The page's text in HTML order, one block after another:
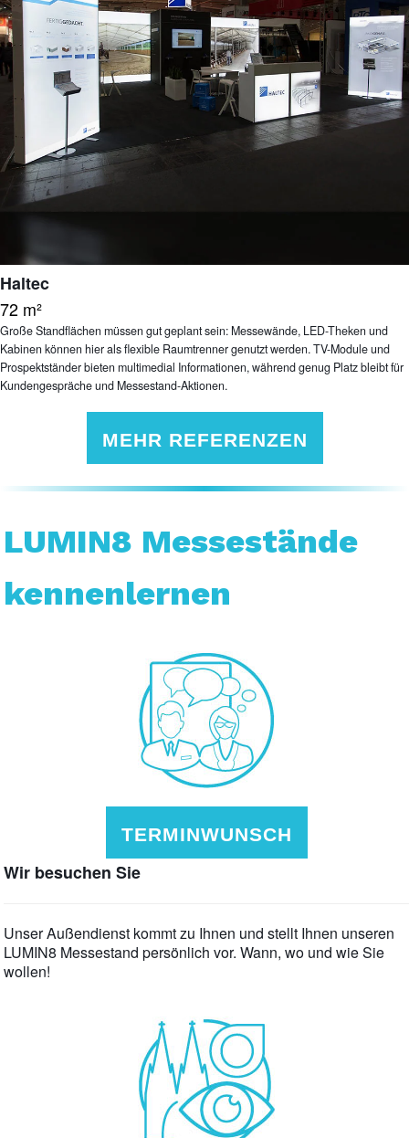
Haltec
72 m²
Große Standflächen müssen gut geplant sein: Messewände, LED-Theken und
Kabinen können hier als flexible Raumtrenner genutzt werden. TV-Module und
Prospektständer bieten multimedial Informationen, während genug Platz bleibt für
Kundengespräche und Messestand-Aktionen.
MEHR REFERENZEN
LUMIN8 Messestände
kennenlernen
TERMINWUNSCH
Wir besuchen Sie
Unser Außendienst kommt zu Ihnen und stellt Ihnen unseren
LUMIN8 Messestand persönlich vor. Wann, wo und wie Sie
wollen!